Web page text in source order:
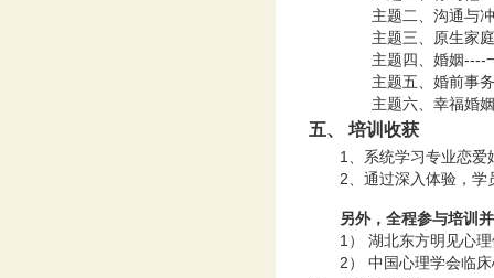
主题二、沟通与
主题三、原生家
主题四、婚姻----
主题五、婚前事
主题六、幸福婚
五、 培训收获
1、 系统学习专业恋爱
2、通过深入体验，学
另外，全程参与培训
1） 湖北东方明见心
2） 中国心理学会临床